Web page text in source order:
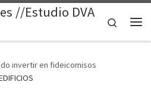
//Estudio DVA
Search
invertir en fideicomisos